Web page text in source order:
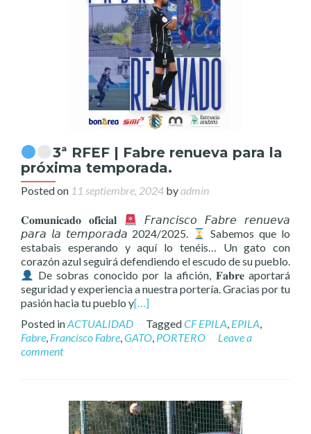
3ª RFEF | Fabre renueva para la
próxima temporada.
Posted on 11 septiembre, 2024 byadmin
𝐂𝐨𝐦𝐮𝐧𝐢𝐜𝐚𝐝𝐨 𝐨𝐟𝐢𝐜𝐢𝐚𝐥
𝘍𝘳𝘢𝘯𝘤𝘪𝘴𝘤𝘰 𝘍𝘢𝘣𝘳𝘦 𝘳𝘦𝘯𝘶𝘦𝘷𝘢
𝘱𝘢𝘳𝘢 𝘭𝘢 𝘵𝘦𝘮𝘱𝘰𝘳𝘢𝘥𝘢 2024/2025.
Sabemos que lo
estabais esperando y aquí lo tenéis… Un gato con
corazón azul seguirá defendiendo el escudo de su pueblo.
De sobras conocido por la afición, 𝐅𝐚𝐛𝐫𝐞 aportará
seguridad y experiencia a nuestra portería. Gracias por tu
pasión hacia tu pueblo y[…]
Posted inACTUALIDAD TaggedCF EPILA, EPILA,
Fabre, Francisco Fabre,GATO, PORTERO
Leave a
comment